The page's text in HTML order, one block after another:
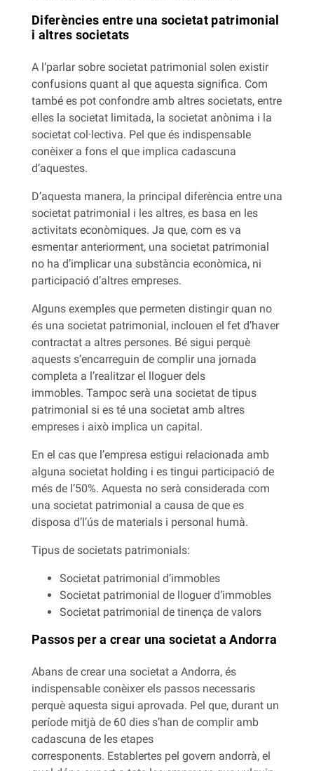
Diferències entre una societat patrimonial
i altres societats
A l’parlar sobre societat patrimonial solen existir
confusions quant al que aquesta significa. Com
també es pot confondre amb altres societats, entre
elles la societat limitada, la societat anònima i la
societat col·lectiva. Pel que és indispensable
conèixer a fons el que implica cadascuna
d’aquestes.
D’aquesta manera, la principal diferència entre una
societat patrimonial i les altres, es basa en les
activitats econòmiques. Ja que, com es va
esmentar anteriorment, una societat patrimonial
no ha d’implicar una substància econòmica, ni
participació d’altres empreses.
Alguns exemples que permeten distingir quan no
és una societat patrimonial, inclouen el fet d’haver
contractat a altres persones. Bé sigui perquè
aquests s’encarreguin de complir una jornada
completa a l’realitzar el lloguer dels
immobles. Tampoc serà una societat de tipus
patrimonial si es té una societat amb altres
empreses i això implica un capital.
En el cas que l’empresa estigui relacionada amb
alguna societat holding i es tingui participació de
més de l’50%. Aquesta no serà considerada com
una societat patrimonial a causa de que es
disposa d’l’ús de materials i personal humà.
Tipus de societats patrimonials:
Societat patrimonial d’immobles
Societat patrimonial de lloguer d’immobles
Societat patrimonial de tinença de valors
Passos per a crear una societat a Andorra
Abans de crear una societat a Andorra, és
indispensable conèixer els passos necessaris
perquè aquesta sigui aprovada. Pel que, durant un
període mitjà de 60 dies s’han de complir amb
cadascuna de les etapes
corresponents. Establertes pel govern andorrà, el